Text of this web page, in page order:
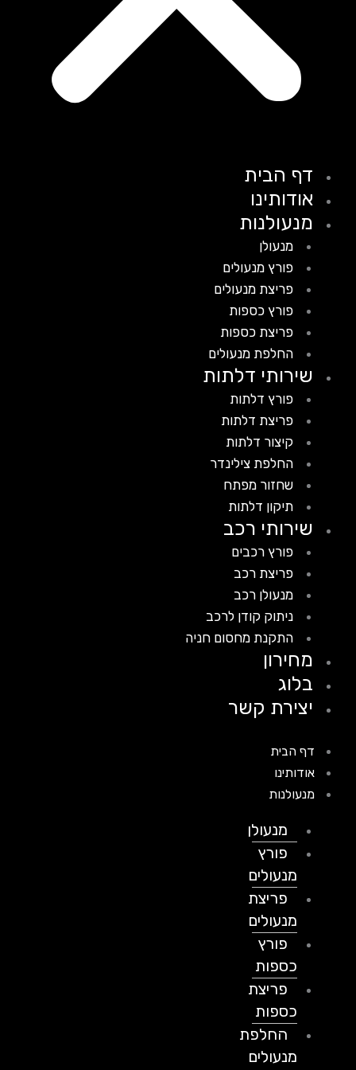
דף הבית
אודותינו
מנעולנות
מנעולן
פורץ מנעולים
פריצת מנעולים
פורץ כספות
פריצת כספות
החלפת מנעולים
שירותי דלתות
פורץ דלתות
פריצת דלתות
קיצור דלתות
החלפת צילינדר
שחזור מפתח
תיקון דלתות
שירותי רכב
פורץ רכבים
פריצת רכב
מנעולן רכב
ניתוק קודן לרכב
התקנת מחסום חניה
מחירון
בלוג
יצירת קשר
דף הבית
אודותינו
מנעולנות
מנעולן
פורץ
מנעולים
פריצת
מנעולים
פורץ
כספות
פריצת
כספות
החלפת
מנעולים